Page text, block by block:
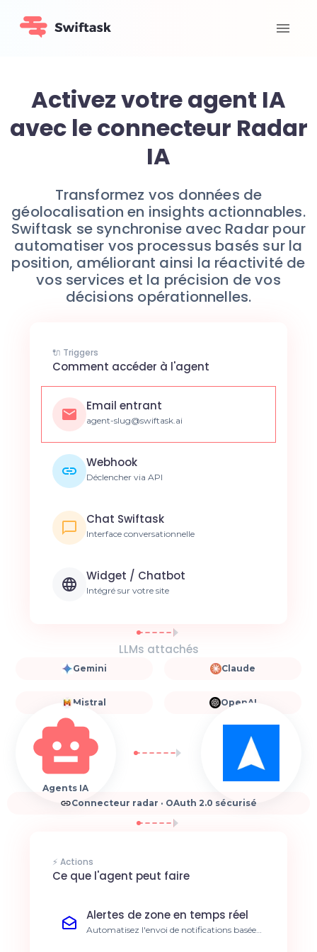
Activez votre agent IA
avec le connecteur Radar
IA
Transformez vos données de
géolocalisation en insights actionnables.
Swiftask se synchronise avec Radar pour
automatiser vos processus basés sur la
position, améliorant ainsi la réactivité de
vos services et la précision de vos
décisions opérationnelles.
🔌 Triggers
Comment accéder à l'agent
Email entrant
agent-slug@swiftask.ai
Webhook
Déclencher via API
Chat Swiftask
Interface conversationnelle
Widget / Chatbot
Intégré sur votre site
LLMs attachés
Gemini Claude
Mistral OpenAI
Agents IA
Connecteur radar · OAuth 2.0 sécurisé
⚡ Actions
Ce que l'agent peut faire
Alertes de zone en temps réel
Automatisez l'envoi de notifications basées